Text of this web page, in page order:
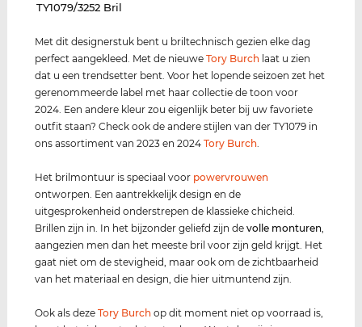
‌TY1079/3252 Bril
Met dit designerstuk bent u briltechnisch gezien elke dag
perfect aangekleed. Met de nieuweTory Burch laat u zien
dat u een trendsetter bent. Voor het lopende seizoen zet het
gerenommeerde label met haar collectie de toon voor
2024. Een andere kleur zou eigenlijk beter bij uw favoriete
outfit staan? Check ook de andere stijlen van der TY1079 in
ons assortiment van 2023 en 2024Tory Burch.
Het brilmontuur is speciaal voor powervrouwen
ontworpen. Een aantrekkelijk design en de
uitgesprokenheid onderstrepen de klassieke chicheid.
Brillen zijn in. In het bijzonder geliefd zijn devolle monturen,
aangezien men dan het meeste bril voor zijn geld krijgt. Het
gaat niet om de stevigheid, maar ook om de zichtbaarheid
van het materiaal en design, die hier uitmuntend zijn.
Ook als dezeTory Burch op dit moment niet op voorraad is,